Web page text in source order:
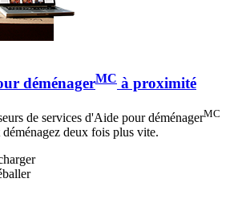
déménagerMC à proximité
de services d'Aide pour déménagerMC
déménagez deux fois plus vite.